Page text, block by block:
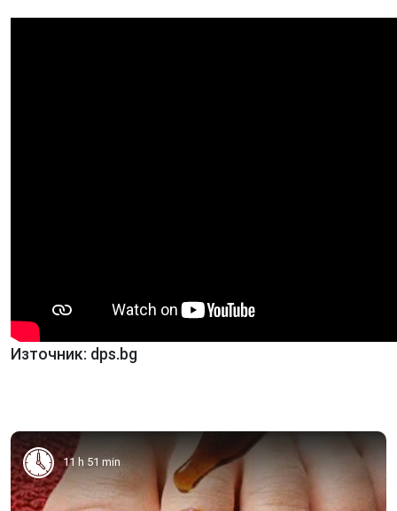
Източник: dps.bg
11 h 51 min